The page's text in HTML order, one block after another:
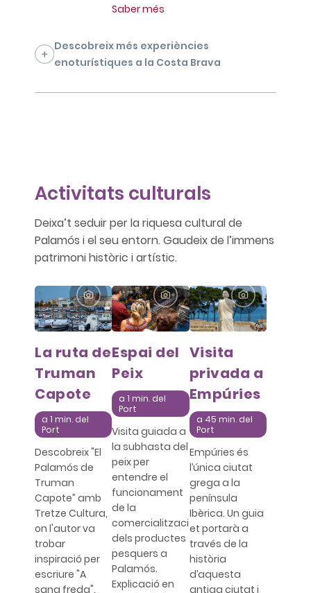
Saber més
Descobreix més experiències
enoturístiques a la Costa Brava
Activitats culturals
Deixa’t seduir per la riquesa cultural de
Palamós i el seu entorn. Gaudeix de l’immens
patrimoni històric i artístic.
La ruta de
Truman
Capote
a 1 min. del
Port
Descobreix "El
Palamós de
Truman
Capote” amb
Tretze Cultura,
on l'autor va
trobar
inspiració per
escriure "A
sang freda".
Espai del
Peix
a 1 min. del
Port
Visita guiada a
la subhasta del
peix per
entendre el
funcionament
de la
comercialització
dels productes
pesquers a
Palamós.
Explicació en
Visita
privada a
Empúries
a 45 min. del
Port
Empúries és
l’única ciutat
grega a la
península
Ibèrica. Un guia
et portarà a
través de la
història
d’aquesta
antiga ciutat i